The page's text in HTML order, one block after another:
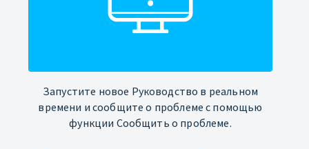
Запустите новое Руководство в реальном
времени и сообщите о проблеме с помощью
функции Сообщить о проблеме.